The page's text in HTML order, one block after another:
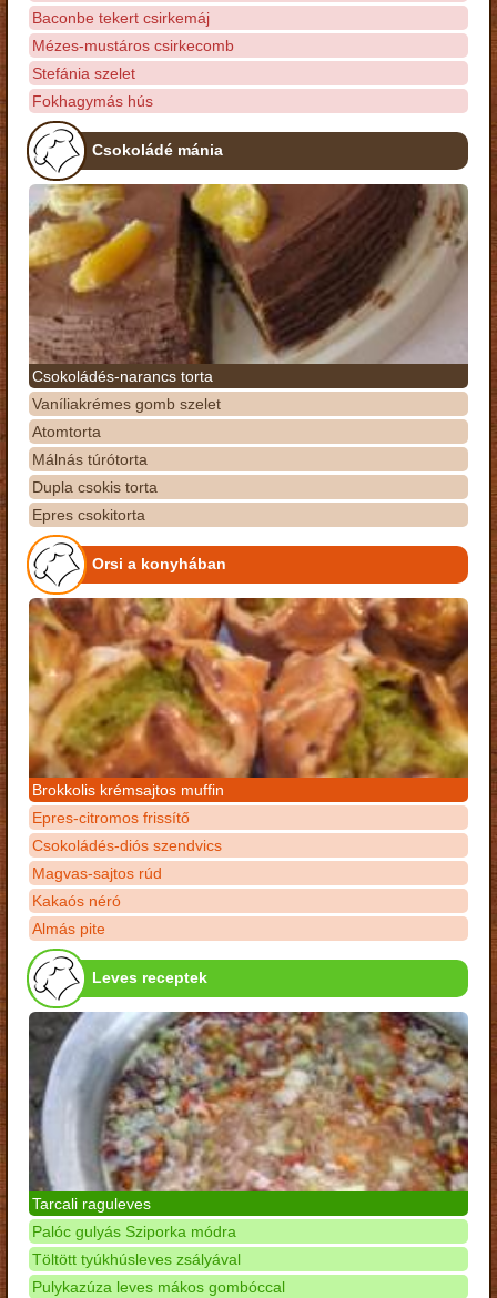
Baconbe tekert csirkemáj
Mézes-mustáros csirkecomb
Stefánia szelet
Fokhagymás hús
Csokoládé mánia
Csokoládés-narancs torta
Vaníliakrémes gomb szelet
Atomtorta
Málnás túrótorta
Dupla csokis torta
Epres csokitorta
Orsi a konyhában
Brokkolis krémsajtos muffin
Epres-citromos frissítő
Csokoládés-diós szendvics
Magvas-sajtos rúd
Kakaós néró
Almás pite
Leves receptek
Tarcali raguleves
Palóc gulyás Sziporka módra
Töltött tyúkhúsleves zsályával
Pulykazúza leves mákos gombóccal